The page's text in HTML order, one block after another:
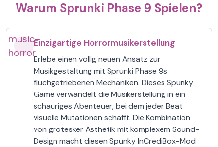
Warum Sprunki Phase 9 Spielen?
music-
horror
Einzigartige Horrormusikerstellung
Erlebe einen völlig neuen Ansatz zur
Musikgestaltung mit Sprunki Phase 9s
fluchgetriebenen Mechaniken. Dieses Spunky
Game verwandelt die Musikerstellung in ein
schauriges Abenteuer, bei dem jeder Beat
visuelle Mutationen schafft. Die Kombination
von grotesker Ästhetik mit komplexem Sound-
Design macht diesen Spunky InCrediBox-Mod